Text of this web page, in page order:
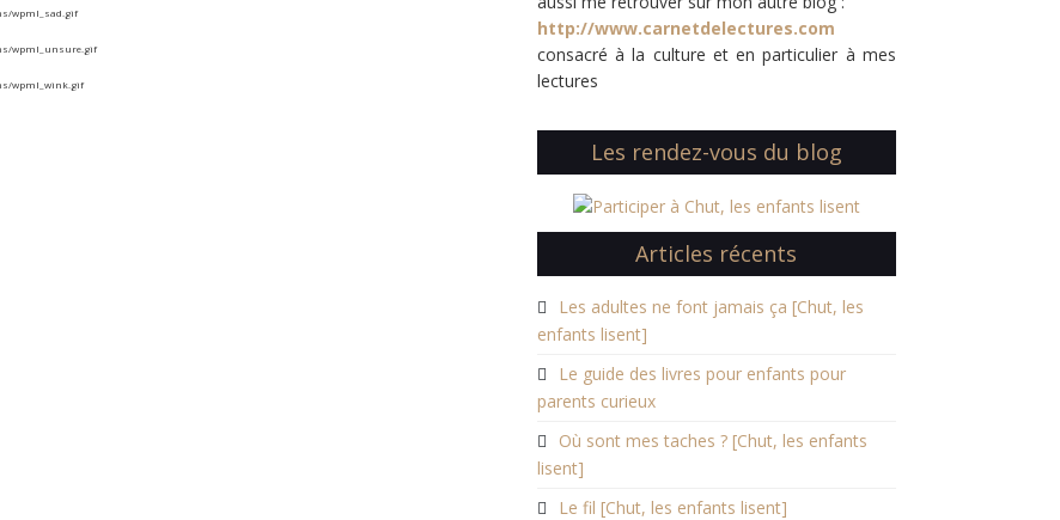
http://www.carnetdelectures.com
consacré à la culture et en particulier à mes
lectures
Les rendez-vous du blog
Articles récents
Les adultes ne font jamais ça [Chut, les
enfants lisent]
Le guide des livres pour enfants pour
parents curieux
Où sont mes taches ? [Chut, les enfants
lisent]
Le fil [Chut, les enfants lisent]